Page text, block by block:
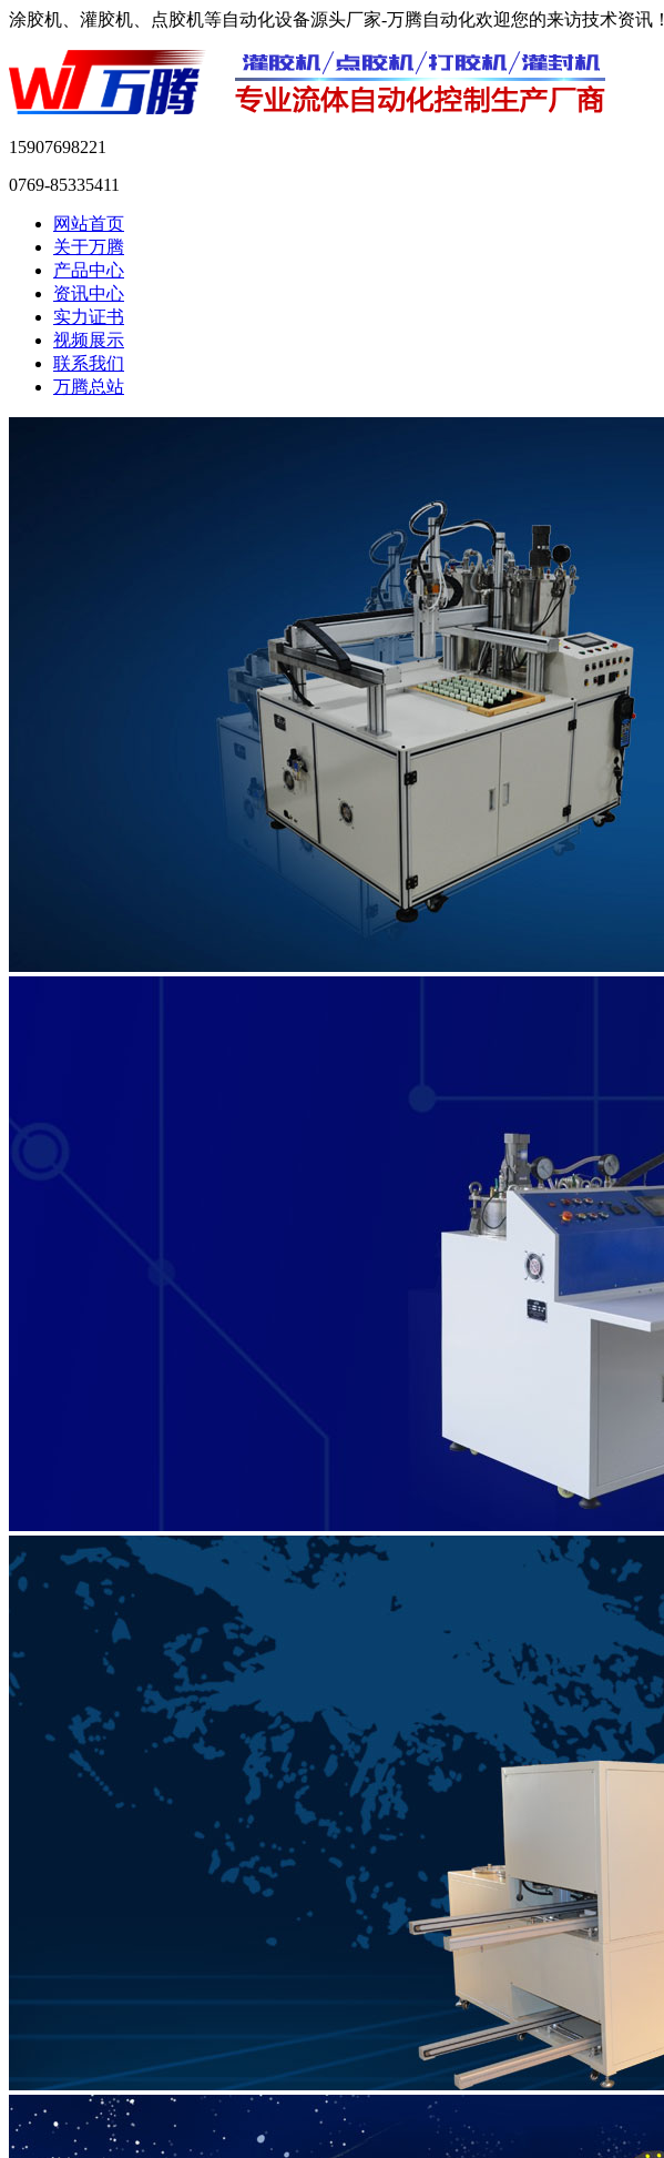
涂胶机、灌胶机、点胶机等自动化设备源头厂家-万腾自动化欢迎您的来访技术资讯！
15907698221
0769-85335411
网站首页
关于万腾
产品中心
资讯中心
实力证书
视频展示
联系我们
万腾总站